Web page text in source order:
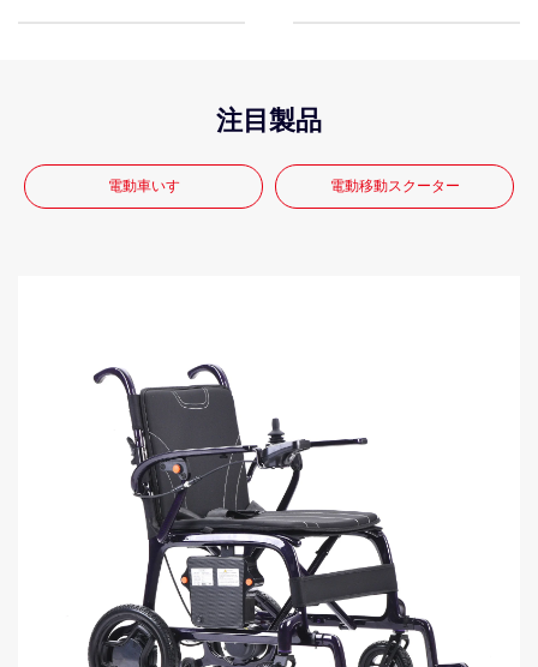
注目製品
電動車いす 電動移動スクーター